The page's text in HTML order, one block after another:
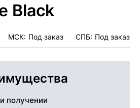
Black
МСК: Под заказ СПБ: Под заказ
получении